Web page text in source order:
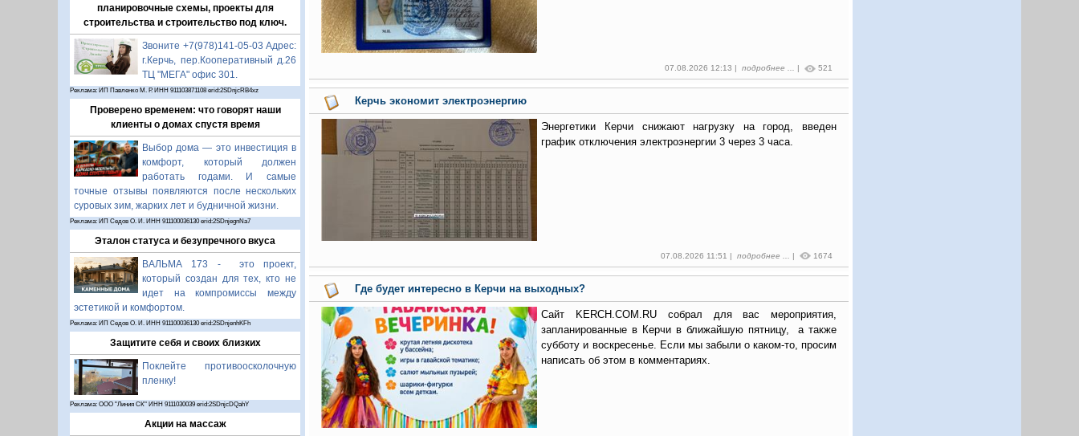
планировочные схемы, проекты для
строительства и строительство под ключ.
Звоните +7(978)141-05-03 Адрес:
г.Керчь, пер.Кооперативный д.26
ТЦ "МЕГА" офис 301.
Реклама: ИП Павленко М. Р. ИНН 911103871108 erid:2SDnjcRB4xz
Проверено временем: что говорят наши
клиенты о домах спустя время
Выбор дома — это инвестиция в
комфорт, который должен
работать годами. И самые
точные отзывы появляются после нескольких
суровых зим, жарких лет и будничной жизни.
Реклама: ИП Седов О. И. ИНН 911100036130 erid:2SDnjegnNa7
Эталон статуса и безупречного вкуса
ВАЛЬМА 173 - это проект,
который создан для тех, кто не
идет на компромиссы между
эстетикой и комфортом.
Реклама: ИП Седов О. И. ИНН 911100036130 erid:2SDnjenhKFh
Защитите себя и своих близких
Поклейте противоосколочную
пленку!
Реклама: ООО "Линия СК" ИНН 9111030039 erid:2SDnjcDQahY
Акции на массаж
07.08.2026 12:13 | подробнее ... | 521
Керчь экономит электроэнергию
Энергетики Керчи снижают нагрузку на город, введен
график отключения электроэнергии 3 через 3 часа.
07.08.2026 11:51 | подробнее ... | 1674
Где будет интересно в Керчи на выходных?
Сайт KERCH.COM.RU собрал для вас мероприятия,
запланированные в Керчи в ближайшую пятницу, а также
субботу и воскресенье. Если мы забыли о каком-то, просим
написать об этом в комментариях.